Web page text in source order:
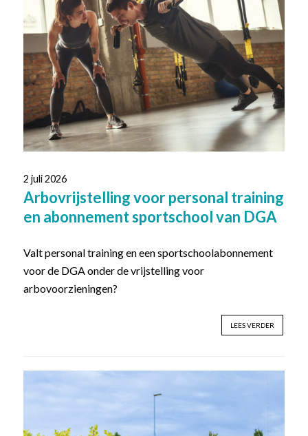
2 juli 2026
Arbovrijstelling voor personal training
en abonnement sportschool van DGA
Valt personal training en een sportschoolabonnement
voor de DGA onder de vrijstelling voor
arbovoorzieningen?
LEES VERDER